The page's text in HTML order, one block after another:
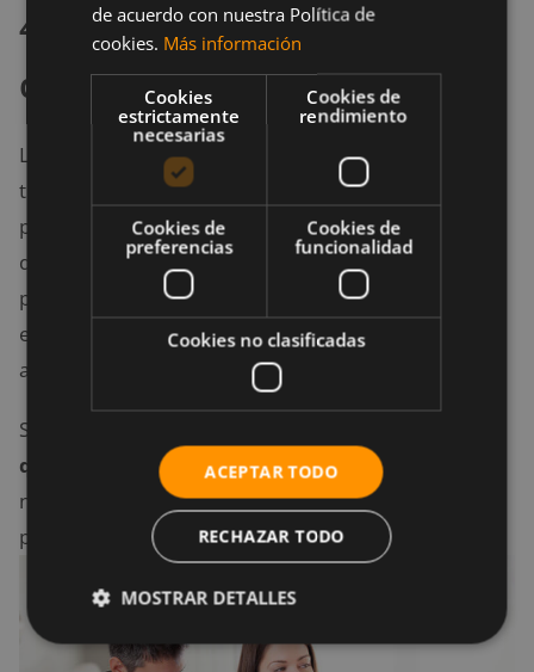
4. Afronta tus problemas
después de una discusión
Las personas que manejan bien sus emociones
tienen mucha claridad cuando les ocurre un
problema, tratando de resolver dicha situación
después de haber terminado mal. Por contra, las
personas que son emocionalmente inestables
esperarían a que volvieran a pedirles disculpas
aunque no tengan la razón.
Siempre debes tener en cuenta que una
que maneja sus emociones de manera adecuada
no va a preferir perder una amistad o una relación
por un problema que se puede solucionar.
de acuerdo con nuestra Política de
cookies. Más información
Cookies
estrictamente
necesarias
Cookies de
rendimiento
Cookies de
preferencias
Cookies de
funcionalidad
Cookies no clasificadas
ACEPTAR TODO
RECHAZAR TODO
MOSTRAR DETALLES